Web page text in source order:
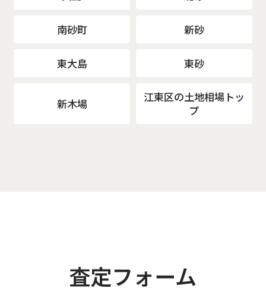
南砂町 新砂
東大島 東砂
新木場
江東区の土地相場トッ
プ
査定フォーム